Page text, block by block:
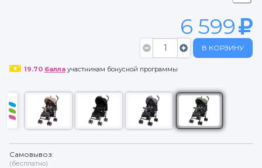
6 599
В КОРЗИНУ
19.70 баллаучастникам бонусной программы
Самовывоз:
(бесплатно)